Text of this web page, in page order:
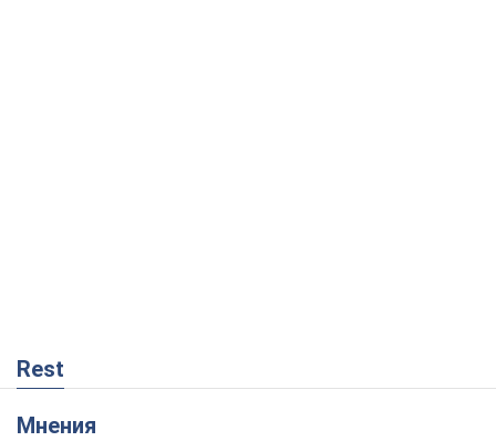
Rest
Мнения